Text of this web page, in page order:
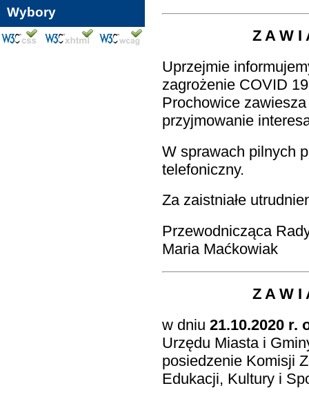
Wybory
Z A W I
Uprzejmie
zagrożenie COVID
Prochowice
przyjmowanie
W sprawach pilnych
telefoniczny.
Za zaistniałe
Przewodnicząca
Maria Maćkowiak
Z A W I
w dniu 21.10.2020 r.
Urzędu Miasta i
posiedzenie Komisji
Edukacji, Kultury i